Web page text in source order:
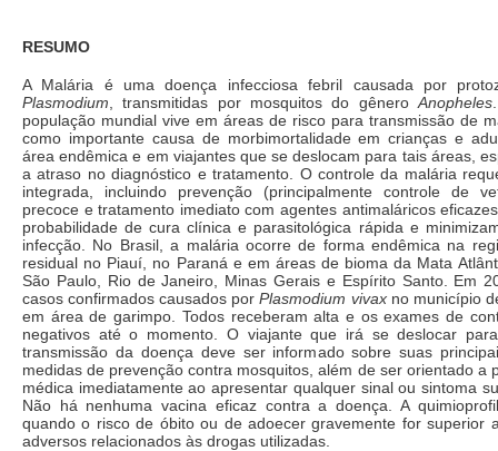
RESUMO
A Malária é uma doença infecciosa febril causada por
Plasmodium , transmitidas por mosquitos do gênero Anopheles
população mundial vive em áreas de risco para transmissão de
como importante causa de morbimortalidade em crianças e
área endêmica e em viajantes que se deslocam para tais áreas,
a atraso no diagnóstico e tratamento. O controle da malária
integrada, incluindo prevenção (principalmente controle de
precoce e tratamento imediato com agentes antimaláricos
probabilidade de cura clínica e parasitológica rápida e
infecção. No Brasil, a malária ocorre de forma endêmica na
residual no Piauí, no Paraná e em áreas de bioma da Mata
São Paulo, Rio de Janeiro, Minas Gerais e Espírito Santo. Em
casos confirmados causados porPlasmodium vivaxno município
em área de garimpo. Todos receberam alta e os exames de
negativos até o momento. O viajante que irá se deslocar
transmissão da doença deve ser informado sobre suas
medidas de prevenção contra mosquitos, além de ser orientado a
médica imediatamente ao apresentar qualquer sinal ou sintoma
Não há nenhuma vacina eficaz contra a doença. A
quando o risco de óbito ou de adoecer gravemente for superior
adversos relacionados às drogas utilizadas.